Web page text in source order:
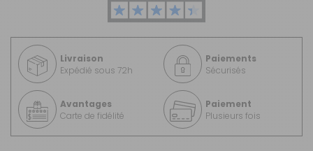
Livraison
Expédié sous 72h
Paiements
Sécurisés
Avantages
Carte de fidélité
Paiement
Plusieurs fois